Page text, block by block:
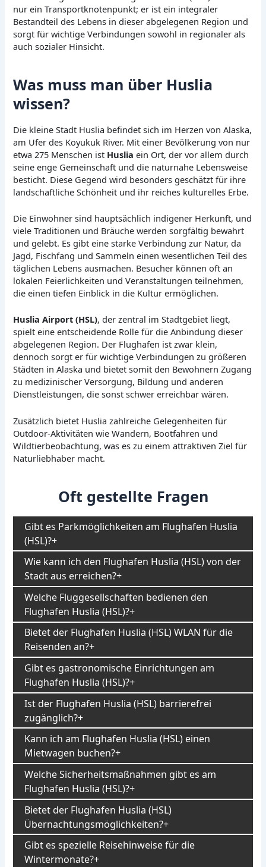
nur ein Transportknotenpunkt; er ist ein integraler
Bestandteil des Lebens in dieser abgelegenen Region und
sorgt für wichtige Verbindungen sowohl in regionaler als
auch sozialer Hinsicht.
Was muss man über Huslia
wissen?
Die kleine Stadt Huslia befindet sich im Herzen von Alaska,
am Ufer des Koyukuk River. Mit einer Bevölkerung von nur
etwa 275 Menschen ist Huslia ein Ort, der vor allem durch
seine enge Gemeinschaft und die naturnahe Lebensweise
besticht. Diese Gegend wird besonders geschätzt für ihre
landschaftliche Schönheit und ihr reiches kulturelles Erbe.
Die Einwohner sind hauptsächlich indigener Herkunft, und
viele Traditionen und Bräuche werden sorgfältig bewahrt
und gelebt. Es gibt eine starke Verbindung zur Natur, da
Jagd, Fischfang und Sammeln einen wesentlichen Teil des
täglichen Lebens ausmachen. Besucher können oft an
lokalen Feierlichkeiten und Veranstaltungen teilnehmen,
die einen tiefen Einblick in die Kultur ermöglichen.
Huslia Airport (HSL), der zentral im Stadtgebiet liegt,
spielt eine entscheidende Rolle für die Anbindung dieser
abgelegenen Region. Der Flughafen ist zwar klein,
dennoch sorgt er für wichtige Verbindungen zu größeren
Städten in Alaska und bietet somit den Bewohnern Zugang
zu medizinischer Versorgung, Bildung und anderen
Dienstleistungen, die sonst schwer erreichbar wären.
Zusätzlich bietet Huslia zahlreiche Gelegenheiten für
Outdoor-Aktivitäten wie Wandern, Bootfahren und
Wildtierbeobachtung, was es zu einem attraktiven Ziel für
Naturliebhaber macht.
Oft gestellte Fragen
Gibt es Parkmöglichkeiten am Flughafen Huslia
(HSL)?
Wie kann ich den Flughafen Huslia (HSL) von der
Stadt aus erreichen?
Welche Fluggesellschaften bedienen den
Flughafen Huslia (HSL)?
Bietet der Flughafen Huslia (HSL) WLAN für die
Reisenden an?
Gibt es gastronomische Einrichtungen am
Flughafen Huslia (HSL)?
Ist der Flughafen Huslia (HSL) barrierefrei
zugänglich?
Kann ich am Flughafen Huslia (HSL) einen
Mietwagen buchen?
Welche Sicherheitsmaßnahmen gibt es am
Flughafen Huslia (HSL)?
Bietet der Flughafen Huslia (HSL)
Übernachtungsmöglichkeiten?
Gibt es spezielle Reisehinweise für die
Wintermonate?